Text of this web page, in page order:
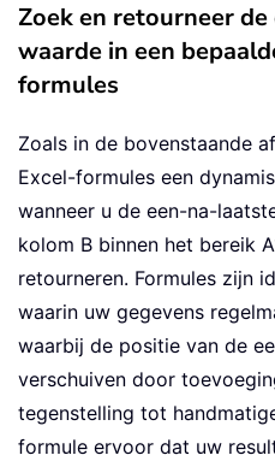
Zoek en retourneer
waarde in een
formules
Zoals in de bovenstaande
Excel-formules een
wanneer u de een-na-
kolom B binnen het bereik
retourneren. Formules zijn
waarin uw gegevens
waarbij de positie van de
verschuiven door
tegenstelling tot
formule ervoor dat uw